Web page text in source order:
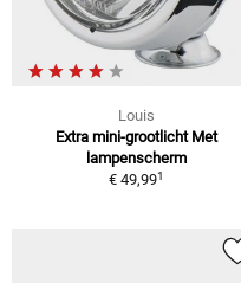
Louis
Extra mini-grootlicht Met
lampenscherm
€ 49,991